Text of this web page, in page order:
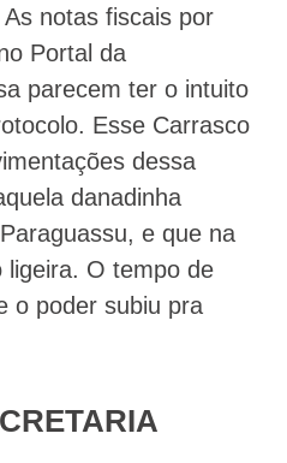
notas fiscais por
Portal da
parecem ter o intuito
Esse Carrasco
dessa
danadinha
e que na
O tempo de
o poder subiu pra